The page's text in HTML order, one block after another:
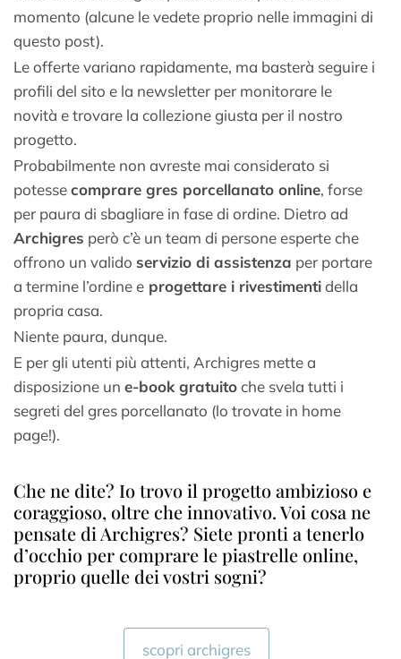
momento (alcune le vedete proprio nelle immagini di
questo post).
Le offerte variano rapidamente, ma basterà seguire i
profili del sito e la newsletter per monitorare le
novità e trovare la collezione giusta per il nostro
progetto.
Probabilmente non avreste mai considerato si
potessecomprare gres porcellanato online, forse
per paura di sbagliare in fase di ordine. Dietro ad
Archigres però c’è un team di persone esperte che
offrono un valido servizio di assistenza per portare
a termine l’ordine e progettare i rivestimentidella
propria casa.
Niente paura, dunque.
E per gli utenti più attenti, Archigres mette a
disposizione un e-book gratuitoche svela tutti i
segreti del gres porcellanato (lo trovate in home
page!).
Che ne dite? Io trovo il progetto ambizioso e
coraggioso, oltre che innovativo. Voi cosa ne
pensate di Archigres? Siete pronti a tenerlo
d’occhio per comprare le piastrelle online,
proprio quelle dei vostri sogni?
scopri archigres